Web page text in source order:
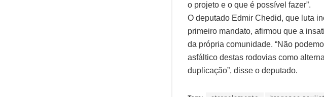
o projeto e o que é possível fazer”.
O deputado Edmir Chedid, que luta
primeiro mandato, afirmou que a
da própria comunidade. “Não
asfáltico destas rodovias como
duplicação”, disse o deputado.